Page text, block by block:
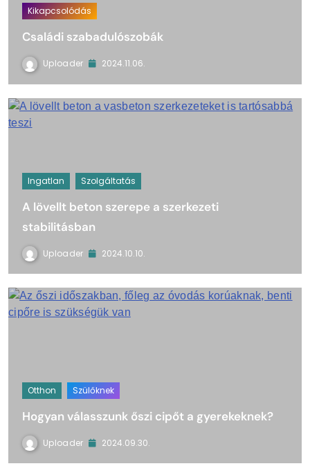
Kikapcsolódás
Családi szabadulószobák
Uploader 2024.11.06.
Ingatlan Szolgáltatás
A lövellt beton szerepe a szerkezeti
stabilitásban
Uploader 2024.10.10.
Otthon Szülőknek
Hogyan válasszunk őszi cipőt a gyerekeknek?
Uploader 2024.09.30.